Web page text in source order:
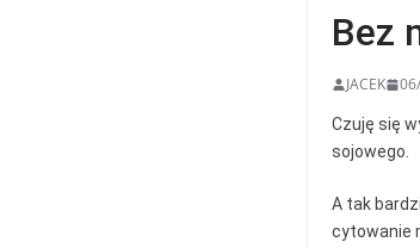
Bez
JACEK
Czuję się
sojowego.
A tak
cytowanie